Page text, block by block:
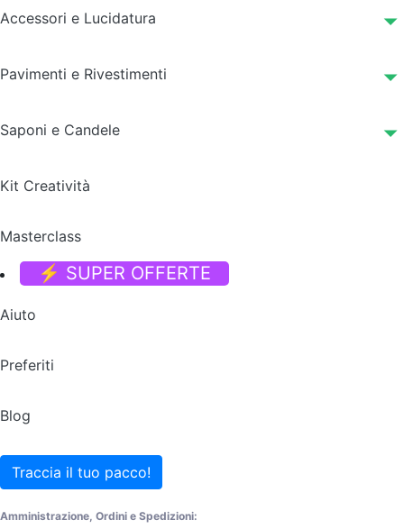
Accessori e Lucidatura
Pavimenti e Rivestimenti
Saponi e Candele
Kit Creatività
Masterclass
⚡ SUPER OFFERTE
Aiuto
Preferiti
Blog
Traccia il tuo pacco!
Amministrazione, Ordini e Spedizioni: